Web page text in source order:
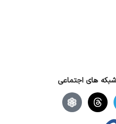
شبکه های اجتماعی